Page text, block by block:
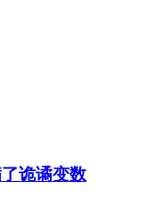
诡谲变数